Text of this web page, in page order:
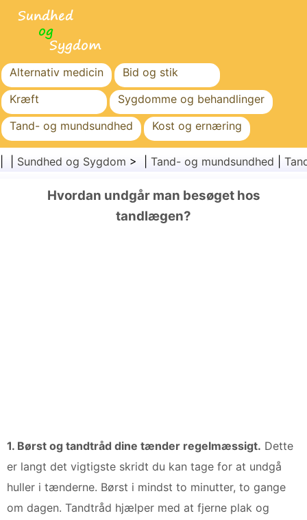
Alternativ medicin
Bid og stik
Kræft
Sygdomme og behandlinger
Tand- og mundsundhed
Kost og ernæring
Familiesundhed
Sundhedssektoren
Sundhed og Sygdom > | Tand- og mundsundhed
Hvordan undgår man besøget hos
tandlægen?
1. Børst og tandtråd dine tænder regelmæssigt. Dette
er langt det vigtigste skridt du kan tage for at undgå
huller i tænderne. Børst i mindst to minutter, to gange
om dagen. Tandtråd hjælper med at fjerne plak og